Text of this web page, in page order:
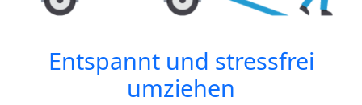
Entspannt und stressfrei
umziehen